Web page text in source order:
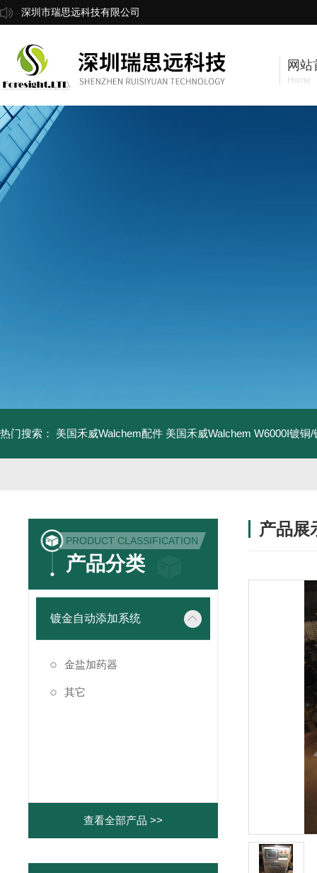
深圳市瑞思远科技有限公司
网站
Home
热门搜索： 美国禾威Walchem配件 美国禾威Walchem W6000I镀铜
PRODUCT CLASSIFICATION
产品分类
镀金自动添加系统
金盐加药器
其它
查看全部产品 >>
产品展